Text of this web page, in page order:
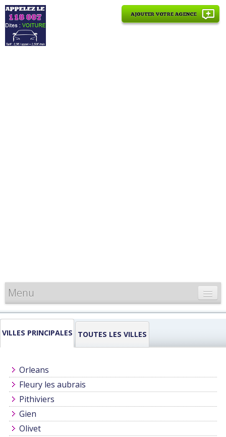
Menu
CARTE DE FRANCE
INFORMATIONS
VILLES PRINCIPALES TOUTES LES VILLES
Orleans
Fleury les aubrais
Pithiviers
Gien
Olivet